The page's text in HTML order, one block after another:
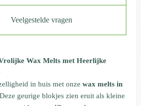
Veelgestelde vragen
Wax Melts met Heerlijke
in huis met onze wax melts in
geurige blokjes zien eruit als kleine